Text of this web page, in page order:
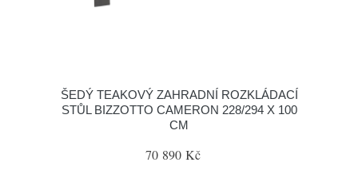
ŠEDÝ TEAKOVÝ ZAHRADNÍ ROZKLÁDACÍ
STŮL BIZZOTTO CAMERON 228/294 X 100
CM
70 890 Kč